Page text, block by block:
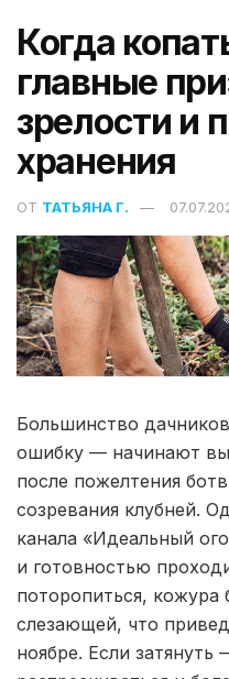
Когда
главные
зрелости и
хранения
ОТ ТАТЬЯНА Г.
Большинство
ошибку — начинают
после пожелтения
созревания клубней.
канала «Идеальный
и готовностью
поторопиться, кожура
слезающей, что
ноябре. Если затянуть